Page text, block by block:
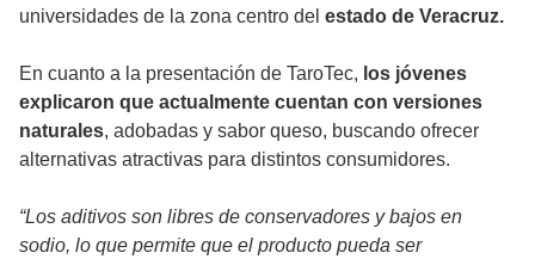
universidades de la zona centro del estado de Veracruz.
En cuanto a la presentación de TaroTec, los jóvenes
explicaron que actualmente cuentan con versiones
naturales, adobadas y sabor queso, buscando ofrecer
alternativas atractivas para distintos consumidores.
“Los aditivos son libres de conservadores y bajos en
sodio, lo que permite que el producto pueda ser